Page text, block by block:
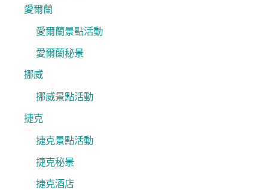
愛爾蘭
愛爾蘭景點活動
愛爾蘭秘景
挪威
挪威景點活動
捷克
捷克景點活動
捷克秘景
捷克酒店